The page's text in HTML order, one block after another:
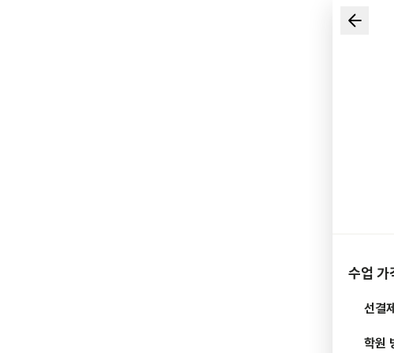
수업 가
선결
학원